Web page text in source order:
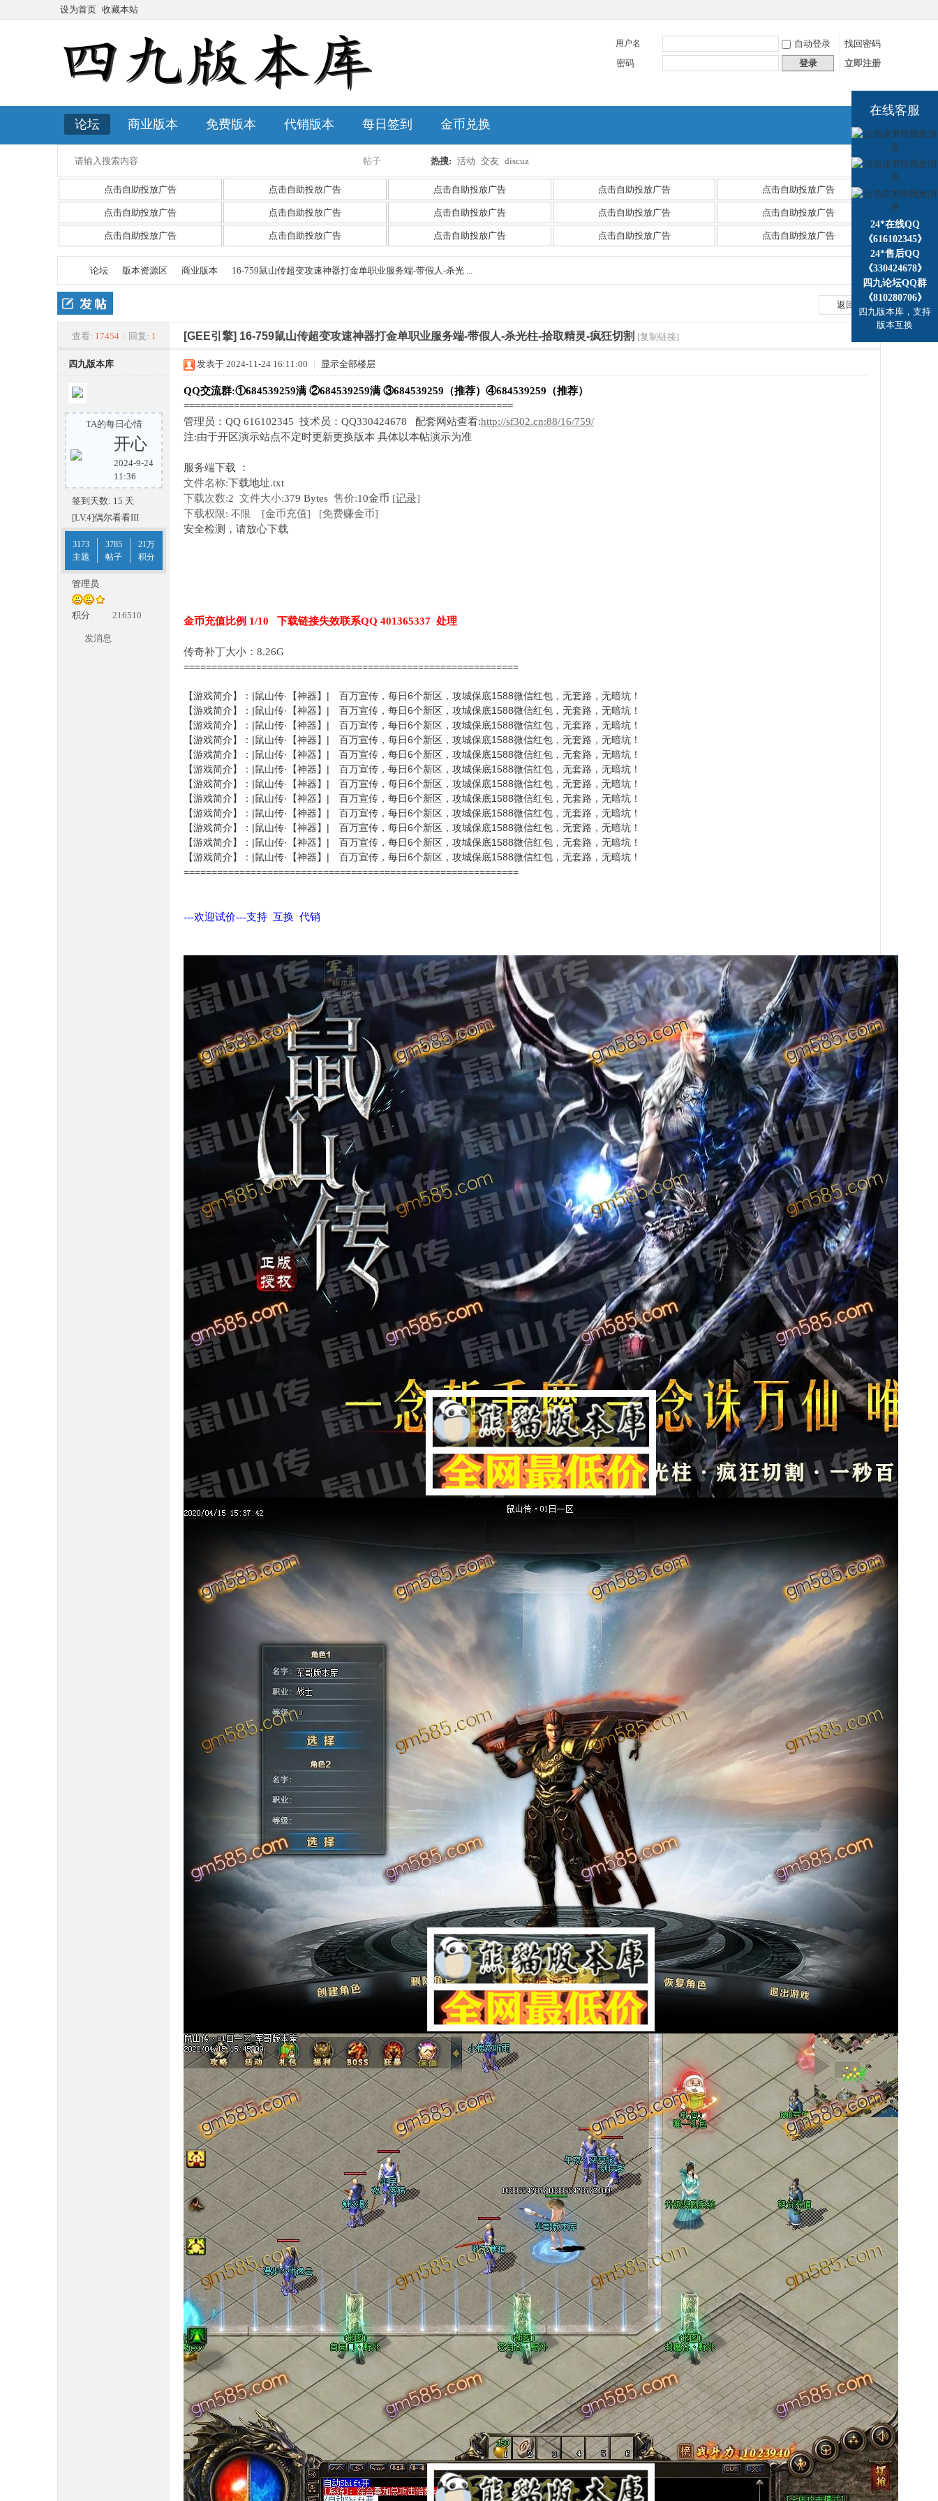
设为首页 收藏本站
用户名 自动登录
找回密码
密码
登录 立即注册
捷导
航
论坛 商业版本 免费版本 代销版本 每日签到 金币兑换
帖子
搜
热搜: 活动 交友 discuz
点击自助投放广告 点击自助投放广告 点击自助投放广告 点击自助投放广告 点击自助投放广告
点击自助投放广告 点击自助投放广告 点击自助投放广告 点击自助投放广告 点击自助投放广告
点击自助投放广告 点击自助投放广告 点击自助投放广告 点击自助投放广告 点击自助投放广告
九
»
论坛 版本资源区 商业版本
›
16-759鼠山传超变攻速神器打金单职业服务端-带假人-杀光 ...
返回列表
查看: 17454 | 回复: 1 [GEE引擎] 16-759鼠山传超变攻速神器打金单职业服务端-带假人-杀光柱-拾取精灵-疯狂切割 [复制链接]
四九版本库
TA的每日心情
开心
2024-9-24
11:36
签到天数: 15 天
[LV.4]偶尔看看III
3173
主题
3785
帖子
21万
积分
管理员
积分 216510
发消息
发表于 2024-11-24 16:11:00 | 显示全部楼层
QQ交流群:①684539259满 ②684539259满 ③684539259（推荐）④684539259（推荐）
===========================================================
管理员：QQ 616102345 技术员：QQ330424678 配套网站查看:http://sf302.cn:88/16/759/
注:由于开区演示站点不定时更新更换版本 具体以本帖演示为准
服务端下载 ：
文件名称:下载地址.txt
下载次数:2 文件大小:379 Bytes 售价:10金币 [记录]
下载权限: 不限 [金币充值]
[免费赚金币]
安全检测，请放心下载
金币充值比例 1/10 下载链接失效联系QQ 401365337 处理
传奇补丁大小：8.26G
============================================================
【游戏简介】：|鼠山传·【神器】| 百万宣传，每日6个新区，攻城保底1588微信红包，无套路，无暗坑！
【游戏简介】：|鼠山传·【神器】| 百万宣传，每日6个新区，攻城保底1588微信红包，无套路，无暗坑！
【游戏简介】：|鼠山传·【神器】| 百万宣传，每日6个新区，攻城保底1588微信红包，无套路，无暗坑！
【游戏简介】：|鼠山传·【神器】| 百万宣传，每日6个新区，攻城保底1588微信红包，无套路，无暗坑！
【游戏简介】：|鼠山传·【神器】| 百万宣传，每日6个新区，攻城保底1588微信红包，无套路，无暗坑！
【游戏简介】：|鼠山传·【神器】| 百万宣传，每日6个新区，攻城保底1588微信红包，无套路，无暗坑！
【游戏简介】：|鼠山传·【神器】| 百万宣传，每日6个新区，攻城保底1588微信红包，无套路，无暗坑！
【游戏简介】：|鼠山传·【神器】| 百万宣传，每日6个新区，攻城保底1588微信红包，无套路，无暗坑！
【游戏简介】：|鼠山传·【神器】| 百万宣传，每日6个新区，攻城保底1588微信红包，无套路，无暗坑！
【游戏简介】：|鼠山传·【神器】| 百万宣传，每日6个新区，攻城保底1588微信红包，无套路，无暗坑！
【游戏简介】：|鼠山传·【神器】| 百万宣传，每日6个新区，攻城保底1588微信红包，无套路，无暗坑！
【游戏简介】：|鼠山传·【神器】| 百万宣传，每日6个新区，攻城保底1588微信红包，无套路，无暗坑！
============================================================
---欢迎试价---支持 互换 代销
在线客服
24*在线QQ
《616102345》
24*售后QQ
《330424678》
四九论坛QQ群
《810280706》
四九版本库，支持
版本互换